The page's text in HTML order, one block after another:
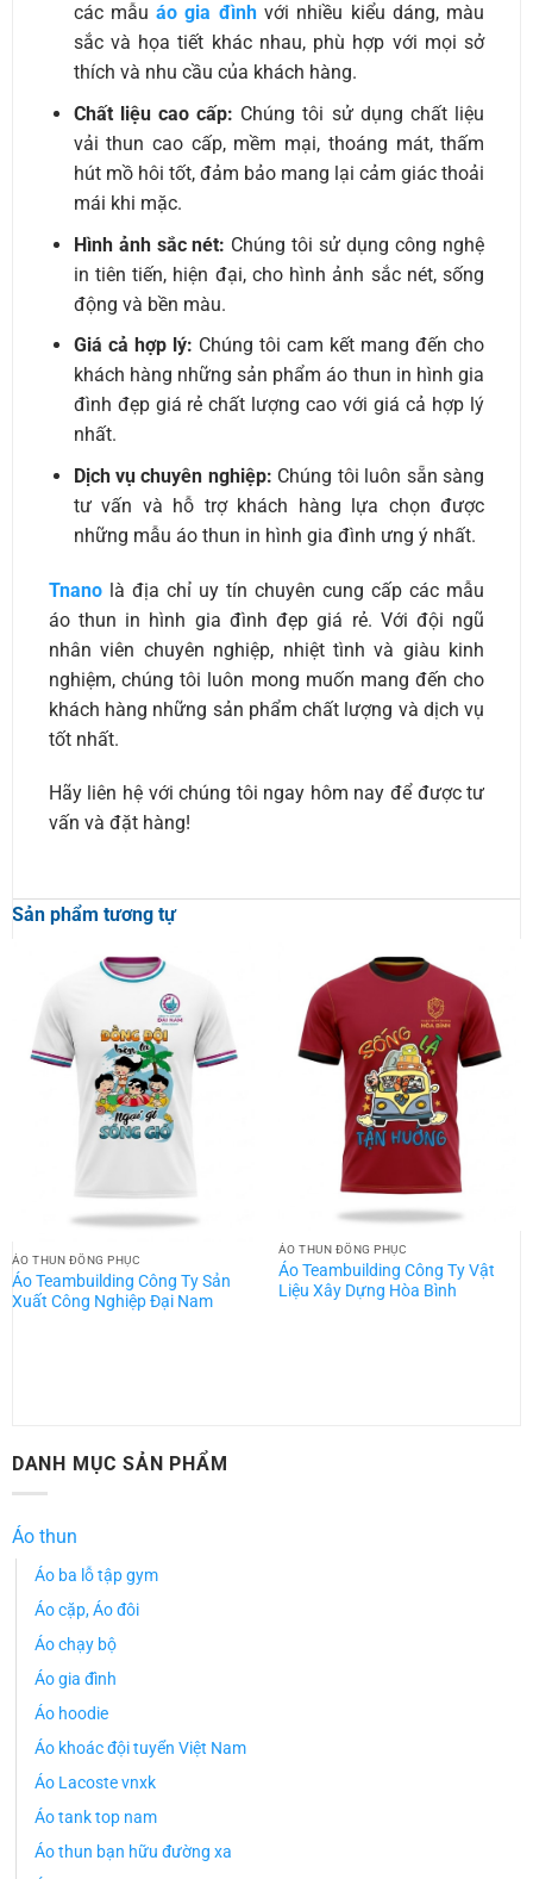
các mẫuáo gia đìnhvới nhiều kiểu dáng, màu
sắc và họa tiết khác nhau, phù hợp với mọi sở
thích và nhu cầu của khách hàng.
Chất liệu cao cấp: Chúng tôi sử dụng chất liệu
vải thun cao cấp, mềm mại, thoáng mát, thấm
hút mồ hôi tốt, đảm bảo mang lại cảm giác thoải
mái khi mặc.
Hình ảnh sắc nét: Chúng tôi sử dụng công nghệ
in tiên tiến, hiện đại, cho hình ảnh sắc nét, sống
động và bền màu.
Giá cả hợp lý: Chúng tôi cam kết mang đến cho
khách hàng những sản phẩm áo thun in hình gia
đình đẹp giá rẻ chất lượng cao với giá cả hợp lý
nhất.
Dịch vụ chuyên nghiệp: Chúng tôi luôn sẵn sàng
tư vấn và hỗ trợ khách hàng lựa chọn được
những mẫu áo thun in hình gia đình ưng ý nhất.
Tnanolà địa chỉ uy tín chuyên cung cấp các mẫu
áo thun in hình gia đình đẹp giá rẻ. Với đội ngũ
nhân viên chuyên nghiệp, nhiệt tình và giàu kinh
nghiệm, chúng tôi luôn mong muốn mang đến cho
khách hàng những sản phẩm chất lượng và dịch vụ
tốt nhất.
Hãy liên hệ với chúng tôi ngay hôm nay để được tư
vấn và đặt hàng!
Sản phẩm tương tự
ÁO THUN ĐỒNG PHỤC
Áo Teambuilding Công Ty Sản
Xuất Công Nghiệp Đại Nam
ÁO THUN ĐỒNG PHỤC
Áo Teambuilding Công Ty Vật
Liệu Xây Dựng Hòa Bình
DANH MỤC SẢN PHẨM
Áo thun
Áo ba lỗ tập gym
Áo cặp, Áo đôi
Áo chạy bộ
Áo gia đình
Áo hoodie
Áo khoác đội tuyển Việt Nam
Áo Lacoste vnxk
Áo tank top nam
Áo thun bạn hữu đường xa